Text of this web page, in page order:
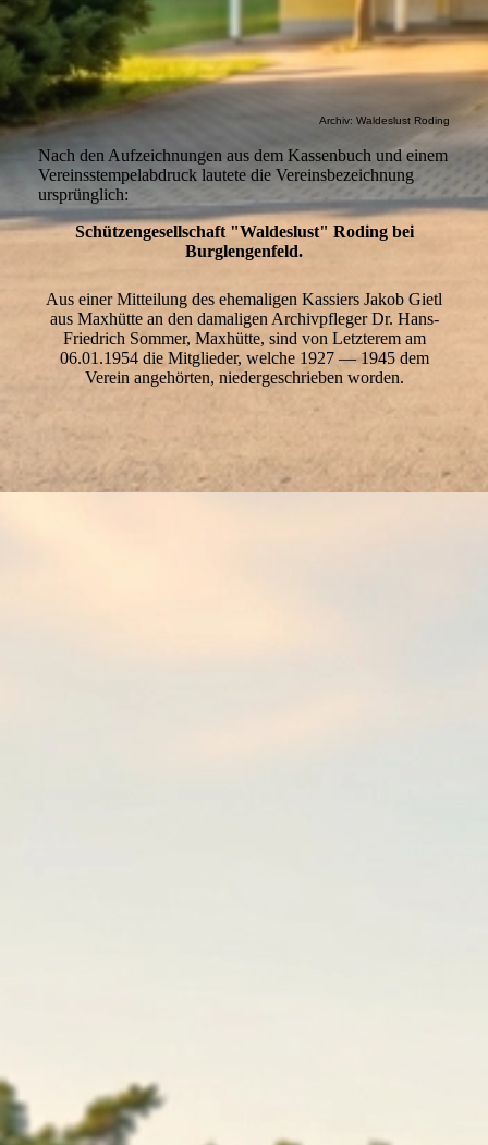
1934 Contobuch S1-14 Waldeslust Roding (3)
Archiv: Waldeslust Roding
Nach den Aufzeichnungen aus dem Kassenbuch und einem
Vereinsstempelabdruck lautete die Vereinsbezeichnung
ursprünglich:
Schützengesellschaft "Waldeslust" Roding bei
Burglengenfeld.
Aus einer Mitteilung des ehemaligen Kassiers Jakob Gietl
aus Maxhütte an den damaligen Archivpfleger Dr. Hans-
Friedrich Sommer, Maxhütte, sind von Letzterem am
06.01.1954 die Mitglieder, welche 1927 — 1945 dem
Verein angehörten, niedergeschrieben worden.